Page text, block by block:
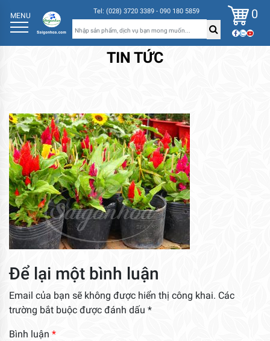
MENU Tel: (028) 3720 3389 - 090 180 5859 0
TIN TỨC
Để lại một bình luận
Email của bạn sẽ không được hiển thị công khai. Các
trường bắt buộc được đánh dấu *
Bình luận *